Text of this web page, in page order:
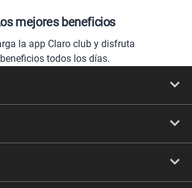
mejores beneficios
la app Claro club y disfruta
beneficios todos los días.